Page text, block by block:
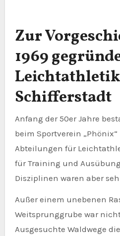
Zur
1969
Schifferstadt
Anfang der 50er Jahre bestanden in Schifferstadt
beim Sportverein „Phönix“
Abteilungen für
für Training und
Disziplinen waren aber
Außer einem unebenen
Weitsprunggrube war
Ausgesuchte Waldwege